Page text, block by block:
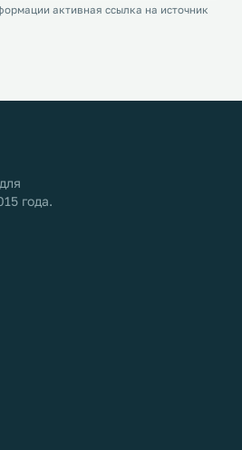
активная ссылка на источник
года.